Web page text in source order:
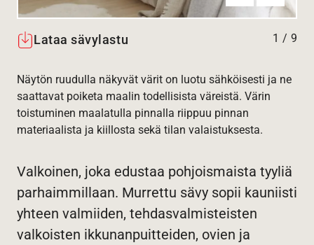
Lataa sävylastu 1 / 9
Näytön ruudulla näkyvät värit on luotu sähköisesti ja ne
saattavat poiketa maalin todellisista väreistä. Värin
toistuminen maalatulla pinnalla riippuu pinnan
materiaalista ja kiillosta sekä tilan valaistuksesta.
Valkoinen, joka edustaa pohjoismaista tyyliä
parhaimmillaan. Murrettu sävy sopii kauniisti
yhteen valmiiden, tehdasvalmisteisten
valkoisten ikkunanpuitteiden, ovien ja